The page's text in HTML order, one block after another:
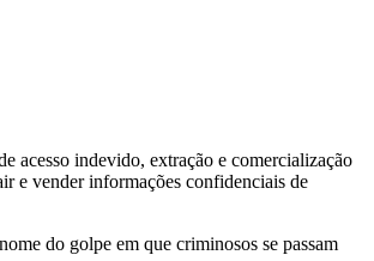
acesso indevido, extração e comercialização
e vender informações confidenciais de
do golpe em que criminosos se passam